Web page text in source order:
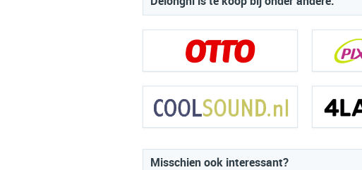
Misschien ook interessant?